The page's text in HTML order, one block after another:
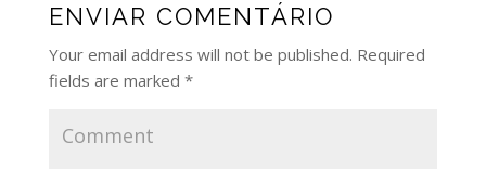
ENVIAR COMENTÁRIO
Your email address will not be published. Required
fields are marked *